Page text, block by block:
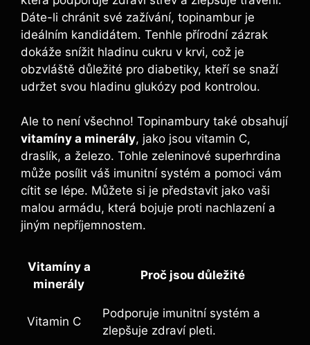
Dáte-li chránit své zažívání, topinambur je
ideálním kandidátem. Tenhle přírodní zázrak
dokáže snížit hladinu cukru v krvi, což je
obzvláště důležité pro diabetiky, kteří se snaží
udržet svou hladinu glukózy pod kontrolou.
Ale to není všechno! Topinambury také obsahují
vitamíny a minerály, jako jsou vitamin C,
draslík, a železo. Tohle zeleninové superhrdina
může posílit váš imunitní systém a pomoci vám
cítit se lépe. Můžete si je představit jako vaši
malou armádu, která bojuje proti nachlazení a
jiným nepříjemnostem.
Vitamíny a
minerály
Proč jsou důležité
Vitamin C
Podporuje imunitní systém a
zlepšuje zdraví pleti.